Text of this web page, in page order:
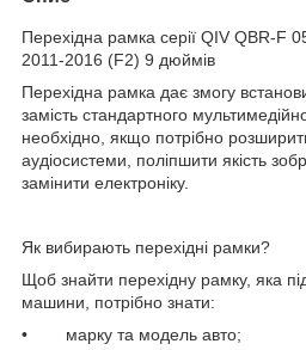
Перехідна рамка серії QIV QBR-F
2011-2016 (F2) 9 дюймів
Перехідна рамка дає змогу
замість стандартного
необхідно, якщо потрібно
аудіосистеми, поліпшити якість
замінити електроніку.
Як вибирають перехідні рамки?
Щоб знайти перехідну рамку, яка
машини, потрібно знати:
• марку та модель авто;